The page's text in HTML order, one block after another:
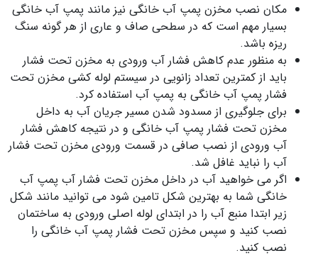
مکان نصب مخزن پمپ آب خانگی نیز مانند پمپ آب خانگی
بسیار مهم است که در سطحی صاف و عاری از هر گونه سنگ
ریزه باشد.
به منظور عدم کاهش فشار آب ورودی به مخزن تحت فشار
باید از کمترین تعداد زانویی در سیستم لوله کشی مخزن تحت
فشار پمپ آب خانگی به پمپ آب استفاده کرد.
برای جلوگیری از مسدود شدن مسیر جریان آب به داخل
مخزن تحت فشار پمپ آب خانگی و در نتیجه کاهش فشار
آب ورودی از نصب صافی در قسمت ورودی مخزن تحت فشار
آب را نباید غافل شد.
اگر می خواهید آب در داخل مخزن تحت فشار آب پمپ آب
خانگی شما به بهترین شکل تامین شود می توانید مانند شکل
زیر ابتدا منبع آب را در ابتدای لوله اصلی ورودی به ساختمان
نصب کنید و سپس مخزن تحت فشار پمپ آب خانگی را
نصب کنید.